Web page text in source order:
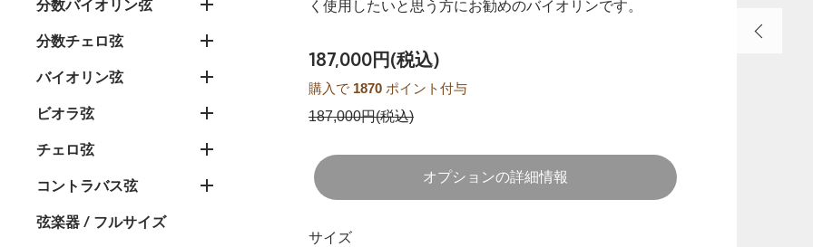
分数バイオリン弦
分数チェロ弦
バイオリン弦
ビオラ弦
チェロ弦
コントラバス弦
弦楽器 / フルサイズ
く使用したいと思う方にお勧めのバイオリンです。
187,000円(税込)
購入で 1870 ポイント付与
187,000円(税込)
オプションの詳細情報
サイズ